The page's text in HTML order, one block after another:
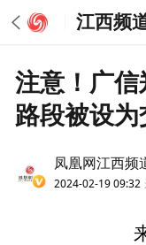
江西频
注意！广信
路段被设
凤凰网江西频
2024-02-19 09:32